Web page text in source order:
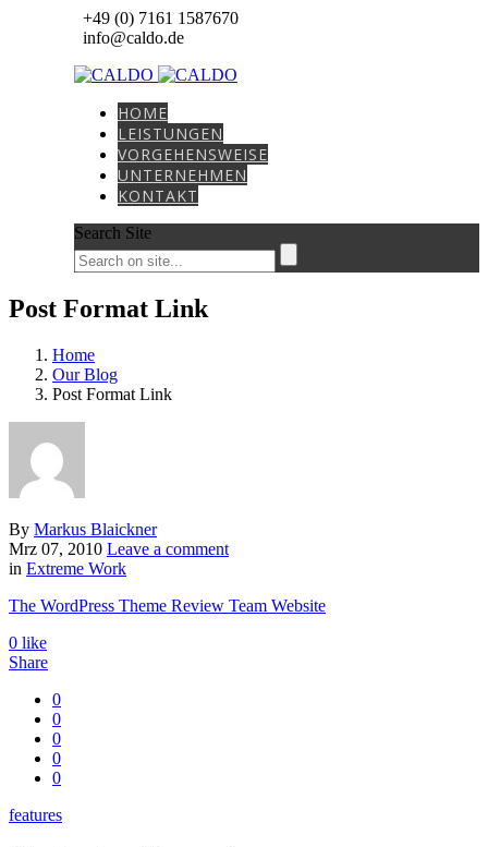
+49 (0) 7161 1587670
info@caldo.de
HOME
LEISTUNGEN
VORGEHENSWEISE
UNTERNEHMEN
KONTAKT
Search Site
Post Format Link
Home
Our Blog
Post Format Link
By Markus Blaickner
Mrz 07, 2010 Leave a comment
in Extreme Work
The WordPress Theme Review Team Website
0 like
Share
0
0
0
0
0
features